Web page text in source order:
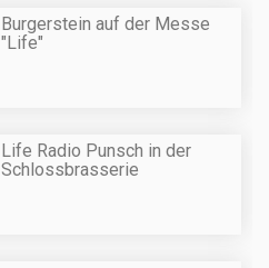
Burgerstein auf der Messe
"Life"
Life Radio Punsch in der
Schlossbrasserie